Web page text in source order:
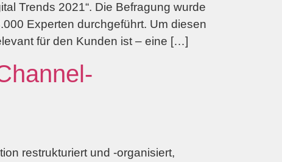
Trends 2021“. Die Befragung wurde
Experten durchgeführt. Um diesen
für den Kunden ist – eine […]
restrukturiert und -organisiert,